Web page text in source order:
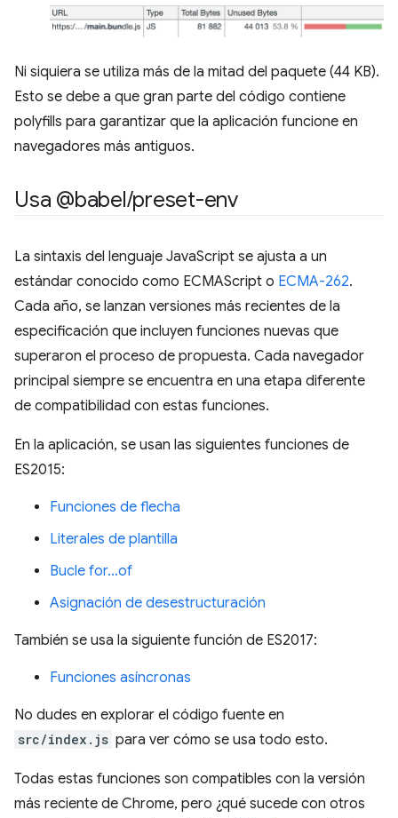
Ni siquiera se utiliza más de la mitad del paquete (44 KB).
Esto se debe a que gran parte del código contiene
polyfills para garantizar que la aplicación funcione en
navegadores más antiguos.
Usa @babel/preset-env
La sintaxis del lenguaje JavaScript se ajusta a un
estándar conocido como ECMAScript o ECMA-262.
Cada año, se lanzan versiones más recientes de la
especificación que incluyen funciones nuevas que
superaron el proceso de propuesta. Cada navegador
principal siempre se encuentra en una etapa diferente
de compatibilidad con estas funciones.
En la aplicación, se usan las siguientes funciones de
ES2015:
Funciones de flecha
Literales de plantilla
Bucle for…of
Asignación de desestructuración
También se usa la siguiente función de ES2017:
Funciones asíncronas
No dudes en explorar el código fuente en
src/index.js para ver cómo se usa todo esto.
Todas estas funciones son compatibles con la versión
más reciente de Chrome, pero ¿qué sucede con otros